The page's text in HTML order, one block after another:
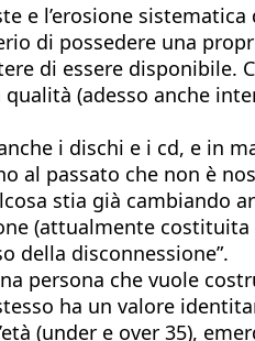
l’erosione
di possedere una
di essere disponibile.
(adesso anche
i dischi e i cd, e in
passato che non è
stia già cambiando
(attualmente costituita
della disconnessione”.
persona che vuole
ha un valore
(under e over 35),